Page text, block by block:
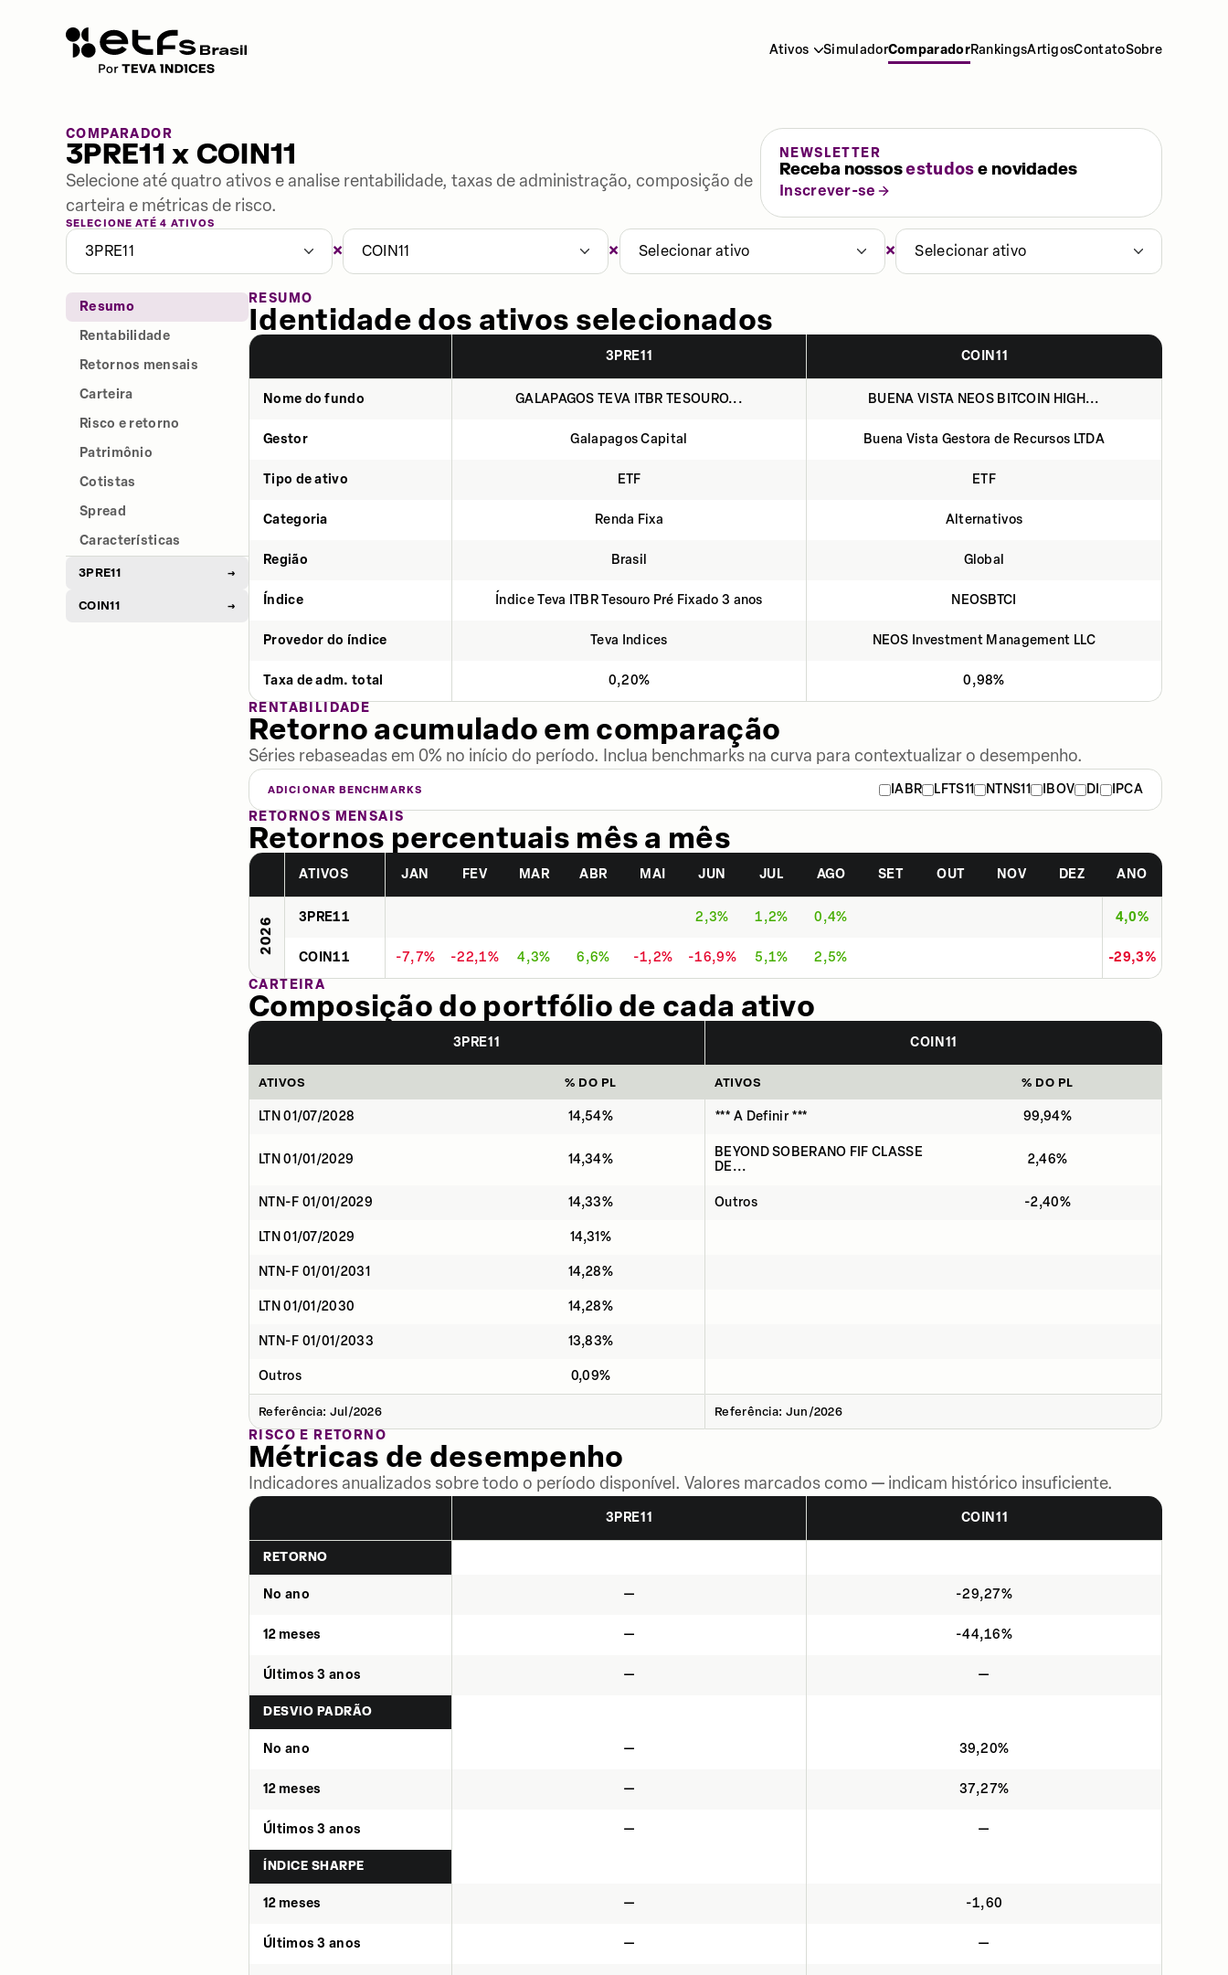
Ativos SimuladorComparadorRankingsArtigosContatoSobre
COMPARADOR
3PRE11 x COIN11
Selecione até quatro ativos e analise rentabilidade, taxas de administração, composição de
carteira e métricas de risco.
NEWSLETTER
Receba nossosestudose novidades
Inscrever-se
SELECIONE ATÉ 4 ATIVOS
3PRE11 × COIN11 × Selecionar ativo × Selecionar ativo
Resumo
Rentabilidade
Retornos mensais
Carteira
Risco e retorno
Patrimônio
Cotistas
Spread
Características
3PRE11 →
COIN11 →
RESUMO
Identidade dos ativos selecionados
3PRE11 COIN11
Nome do fundo GALAPAGOS TEVA ITBR TESOURO... BUENA VISTA NEOS BITCOIN HIGH...
Gestor Galapagos Capital Buena Vista Gestora de Recursos LTDA
Tipo de ativo ETF ETF
Categoria Renda Fixa Alternativos
Região Brasil Global
Índice Índice Teva ITBR Tesouro Pré Fixado 3 anos NEOSBTCI
Provedor do índice Teva Indices NEOS Investment Management LLC
Taxa de adm. total 0,20%
0,98%
RENTABILIDADE
Retorno acumulado em comparação
Séries rebaseadas em 0% no início do período. Inclua benchmarks na curva para contextualizar o desempenho.
ADICIONAR BENCHMARKS IABR LFTS11 NTNS11 IBOV DI
IPCA
RETORNOS MENSAIS
Retornos percentuais mês a mês
ATIVOS JAN FEV MAR ABR MAI JUN JUL AGO SET OUT NOV DEZ ANO
2026 3PRE11 2,3% 1,2% 0,4% 4,0%
COIN11 -7,7% -22,1% 4,3% 6,6% -1,2% -16,9% 5,1% 2,5%
-29,3%
CARTEIRA
Composição do portfólio de cada ativo
3PRE11 COIN11
ATIVOS % DO PL ATIVOS % DO PL
LTN 01/07/2028 14,54% *** A Definir *** 99,94%
LTN 01/01/2029 14,34%
BEYOND SOBERANO FIF CLASSE
DE...
2,46%
NTN-F 01/01/2029 14,33% Outros -2,40%
LTN 01/07/2029 14,31%
NTN-F 01/01/2031 14,28%
LTN 01/01/2030 14,28%
NTN-F 01/01/2033 13,83%
Outros 0,09%
Referência: Jul/2026 Referência: Jun/2026
RISCO E RETORNO
Métricas de desempenho
Indicadores anualizados sobre todo o período disponível. Valores marcados como — indicam histórico insuficiente.
3PRE11 COIN11
RETORNO
No ano — -29,27%
12 meses — -44,16%
Últimos 3 anos — —
DESVIO PADRÃO
No ano — 39,20%
12 meses — 37,27%
Últimos 3 anos — —
ÍNDICE SHARPE
12 meses — -1,60
Últimos 3 anos — —